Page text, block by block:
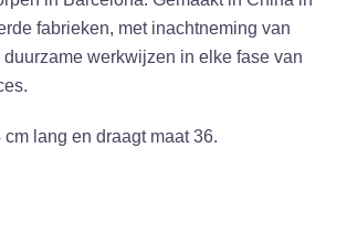
fabrieken, met inachtneming van
werkwijzen in elke fase van
lang en draagt ​​maat 36.